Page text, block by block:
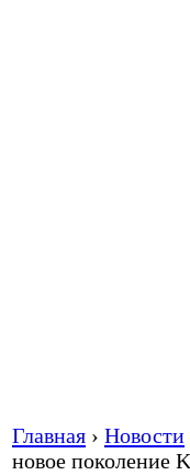
Главная › Новости
новое поколение